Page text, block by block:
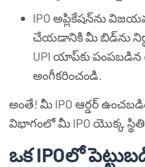
IPO అప్లికేషన్‌ను
చేయడానికి మీ బిడ్‌ను
UPI యాప్‌కు పంపబడిన
అంగీకరించండి.
అంతే! మీ IPO ఆర్డర్
విభాగంలో మీ IPO యొక్క
ఒక IPOలో